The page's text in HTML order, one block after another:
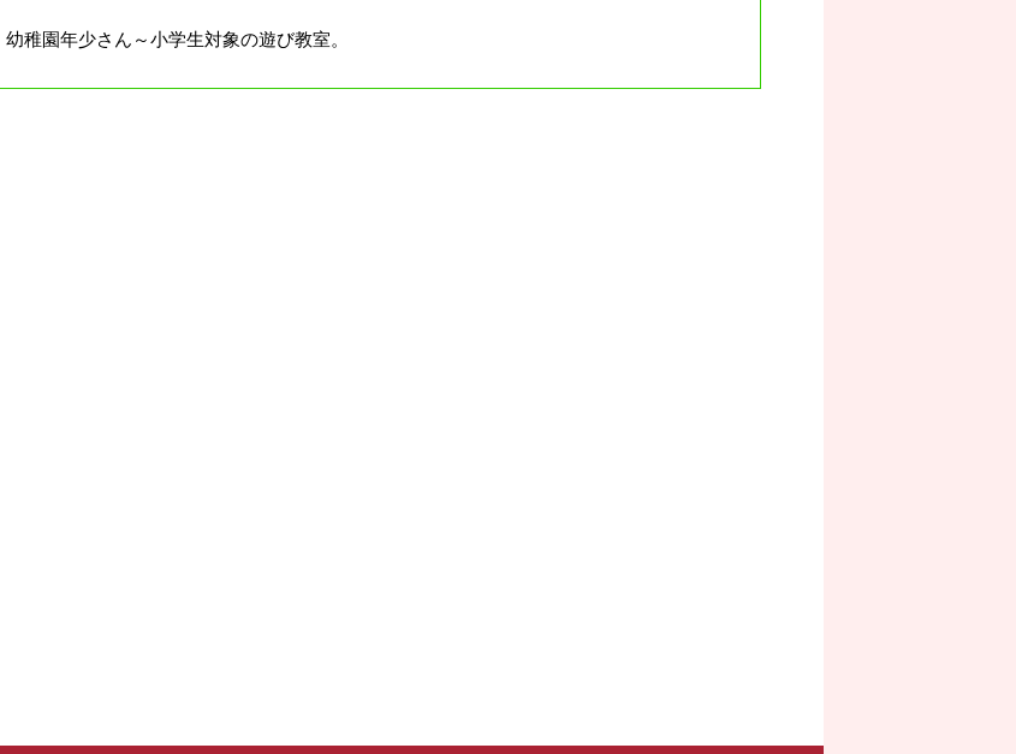
幼稚園年少さん～小学生対象の遊び教室。